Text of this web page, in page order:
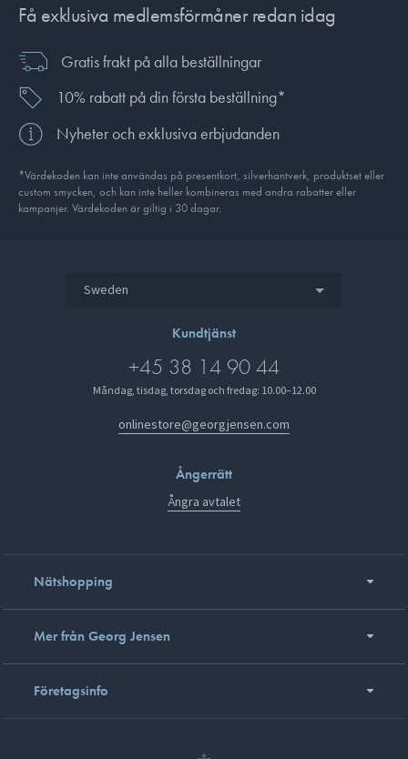
Få exklusiva medlemsförmåner redan idag
Gratis frakt på alla beställningar
10% rabatt på din första beställning*
Nyheter och exklusiva erbjudanden
*Värdekoden kan inte användas på presentkort, silverhantverk, produkt­set eller
custom smycken, och kan inte heller kombineras med andra rabatter eller
kampanjer. Värdekoden är giltig i 30 dagar.
Sweden
Kundtjänst
+45 38 14 90 44
Måndag, tisdag, torsdag och fredag: 10.00–12.00
onlinestore@georgjensen.com
Ångerrätt
Ångra avtalet
Nätshopping
Mer från Georg Jensen
Företagsinfo